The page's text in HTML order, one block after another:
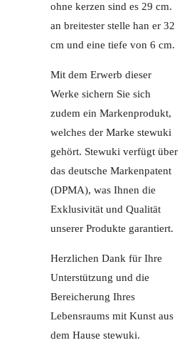
ohne kerzen sind es 29 cm.
an breitester stelle han er 32
cm und eine tiefe von 6 cm.
Mit dem Erwerb dieser
Werke sichern Sie sich
zudem ein Markenprodukt,
welches der Marke stewuki
gehört. Stewuki verfügt über
das deutsche Markenpatent
(DPMA), was Ihnen die
Exklusivität und Qualität
unserer Produkte garantiert.
Herzlichen Dank für Ihre
Unterstützung und die
Bereicherung Ihres
Lebensraums mit Kunst aus
dem Hause stewuki.